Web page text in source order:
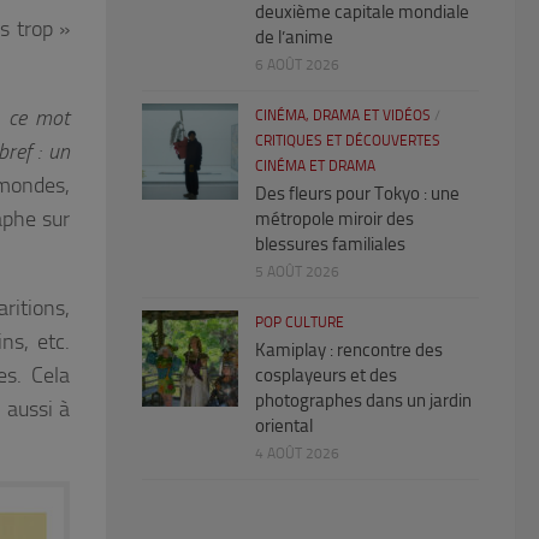
trop »
ce mot
: un
sur
etc.
Cela
à
deuxième capitale mondiale
de l’anime
6 AOÛT 2026
CINÉMA, DRAMA ET VIDÉOS /
CRITIQUES ET DÉCOUVERTES
CINÉMA ET DRAMA
Des fleurs pour Tokyo : une
métropole miroir des
blessures familiales
5 AOÛT 2026
POP CULTURE
Kamiplay : rencontre des
cosplayeurs et des
photographes dans un jardin
oriental
4 AOÛT 2026